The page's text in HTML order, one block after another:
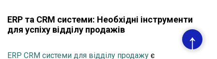
↑
ERP та CRM системи: Необхідні інструменти
для успіху відділу продажів
ERP CRM системи для відділу продажу є